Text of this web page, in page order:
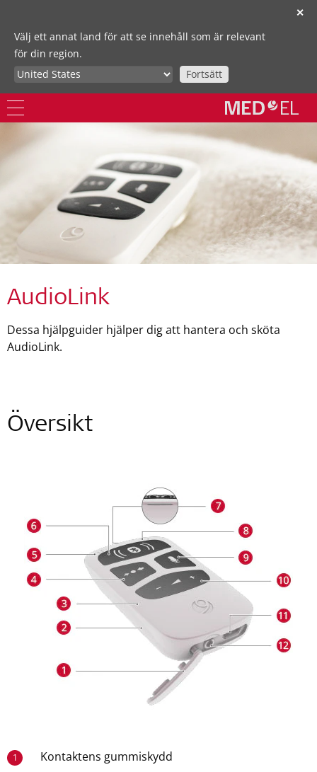
✕
Välj ett annat land för att se innehåll som är relevant
för din region.
Fortsätt
AudioLink
Dessa hjälpguider hjälper dig att hantera och sköta
AudioLink.
Översikt
1 Kontaktens gummiskydd